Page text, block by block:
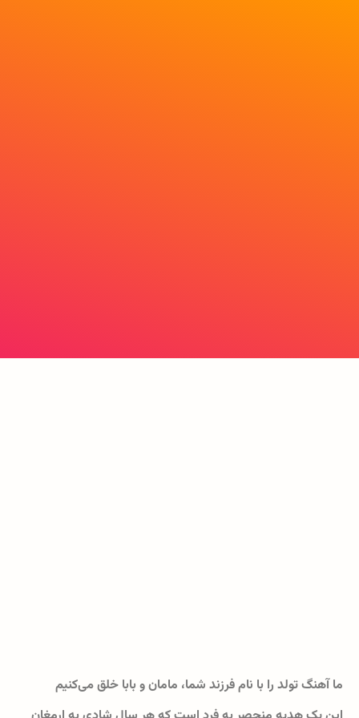
ما آهنگ تولد را با نام فرزند شما، مامان و بابا خلق می‌کنیم